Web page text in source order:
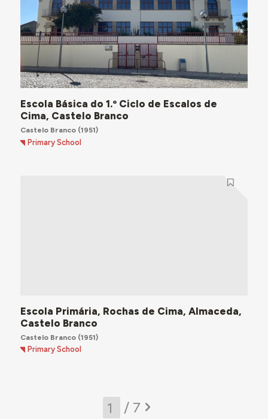
Escola Básica do 1.º Ciclo de Escalos de
Cima, Castelo Branco
Castelo Branco(1951)
Primary School
Escola Primária, Rochas de Cima, Almaceda,
Castelo Branco
Castelo Branco(1951)
Primary School
/ 7